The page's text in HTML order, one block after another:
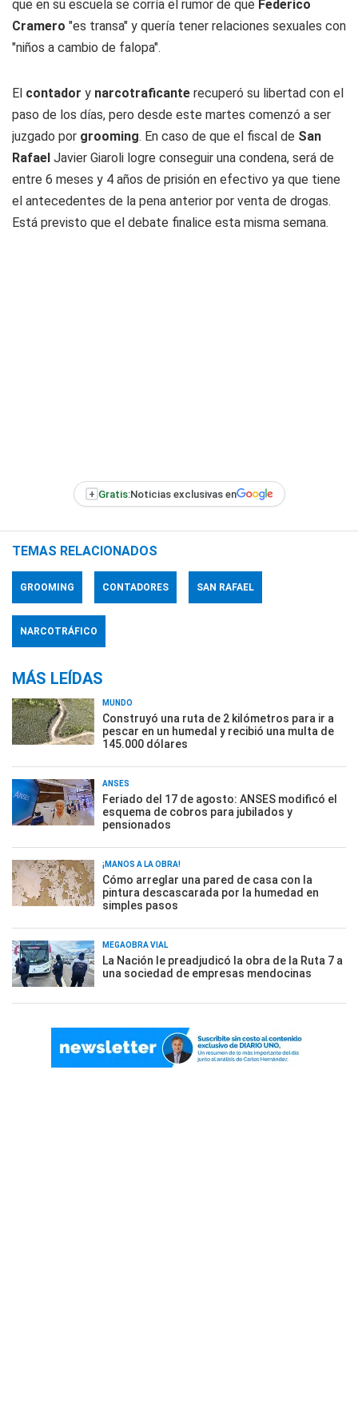
que en su escuela se corría el rumor de que Federico
Cramero "es transa" y quería tener relaciones sexuales con
"niños a cambio de falopa".
El contador y narcotraficante recuperó su libertad con el
paso de los días, pero desde este martes comenzó a ser
juzgado por grooming. En caso de que el fiscal de San
Rafael Javier Giaroli logre conseguir una condena, será de
entre 6 meses y 4 años de prisión en efectivo ya que tiene
el antecedentes de la pena anterior por venta de drogas.
Está previsto que el debate finalice esta misma semana.
+ Gratis:Noticias exclusivas en
TEMAS RELACIONADOS
GROOMING CONTADORES SAN RAFAEL
NARCOTRÁFICO
MÁS LEÍDAS
MUNDO
Construyó una ruta de 2 kilómetros para ir a
pescar en un humedal y recibió una multa de
145.000 dólares
ANSES
Feriado del 17 de agosto: ANSES modificó el
esquema de cobros para jubilados y
pensionados
¡MANOS A LA OBRA!
Cómo arreglar una pared de casa con la
pintura descascarada por la humedad en
simples pasos
MEGAOBRA VIAL
La Nación le preadjudicó la obra de la Ruta 7 a
una sociedad de empresas mendocinas